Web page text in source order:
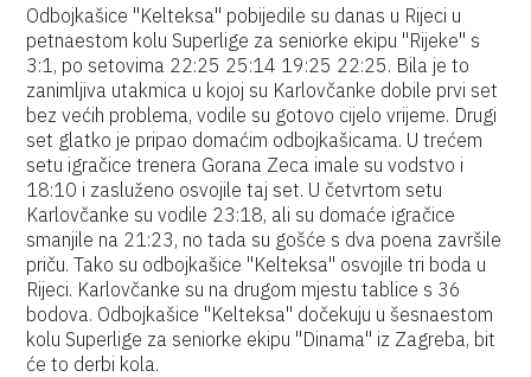
Odbojkašice "Kelteksa" pobijedile su danas u Rijeci u
petnaestom kolu Superlige za seniorke ekipu "Rijeke" s
3:1, po setovima 22:25 25:14 19:25 22:25. Bila je to
zanimljiva utakmica u kojoj su Karlovčanke dobile prvi set
bez većih problema, vodile su gotovo cijelo vrijeme. Drugi
set glatko je pripao domaćim odbojkašicama. U trećem
setu igračice trenera Gorana Zeca imale su vodstvo i
18:10 i zasluženo osvojile taj set. U četvrtom setu
Karlovčanke su vodile 23:18, ali su domaće igračice
smanjile na 21:23, no tada su gošće s dva poena završile
priču. Tako su odbojkašice "Kelteksa" osvojile tri boda u
Rijeci. Karlovčanke su na drugom mjestu tablice s 36
bodova. Odbojkašice "Kelteksa" dočekuju u šesnaestom
kolu Superlige za seniorke ekipu "Dinama" iz Zagreba, bit
će to derbi kola.